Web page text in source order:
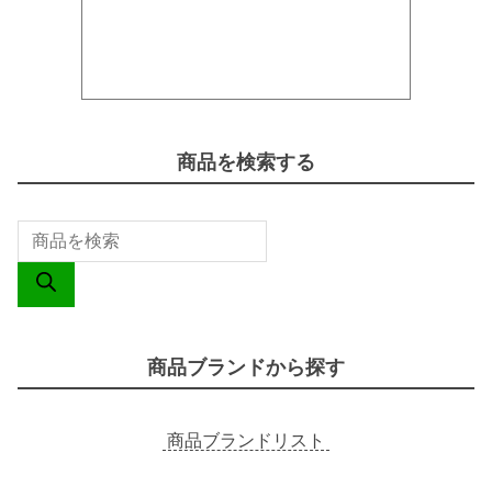
商品を検索する
商
品
商品ブランドから探す
商品ブランドリスト